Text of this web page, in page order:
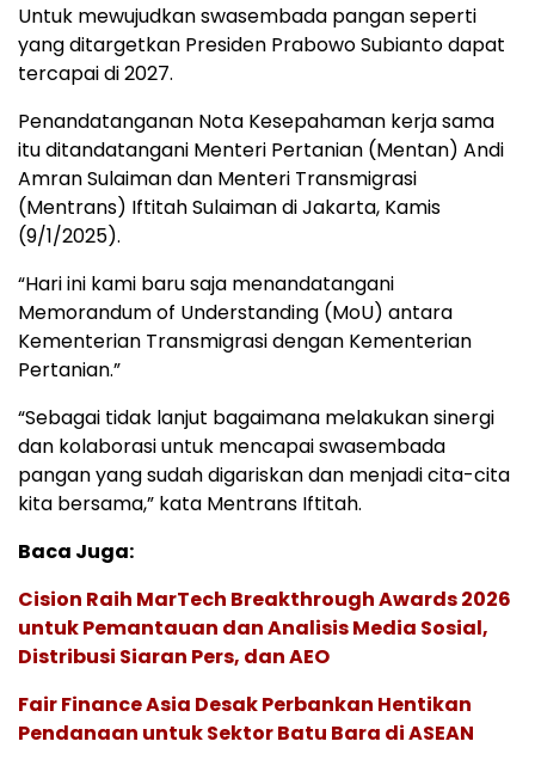
Untuk mewujudkan swasembada pangan seperti
yang ditargetkan Presiden Prabowo Subianto dapat
tercapai di 2027.
Penandatanganan Nota Kesepahaman kerja sama
itu ditandatangani Menteri Pertanian (Mentan) Andi
Amran Sulaiman dan Menteri Transmigrasi
(Mentrans) Iftitah Sulaiman di Jakarta, Kamis
(9/1/2025).
“Hari ini kami baru saja menandatangani
Memorandum of Understanding (MoU) antara
Kementerian Transmigrasi dengan Kementerian
Pertanian.”
“Sebagai tidak lanjut bagaimana melakukan sinergi
dan kolaborasi untuk mencapai swasembada
pangan yang sudah digariskan dan menjadi cita-cita
kita bersama,” kata Mentrans Iftitah.
Baca Juga:
Cision Raih MarTech Breakthrough Awards 2026
untuk Pemantauan dan Analisis Media Sosial,
Distribusi Siaran Pers, dan AEO
Fair Finance Asia Desak Perbankan Hentikan
Pendanaan untuk Sektor Batu Bara di ASEAN